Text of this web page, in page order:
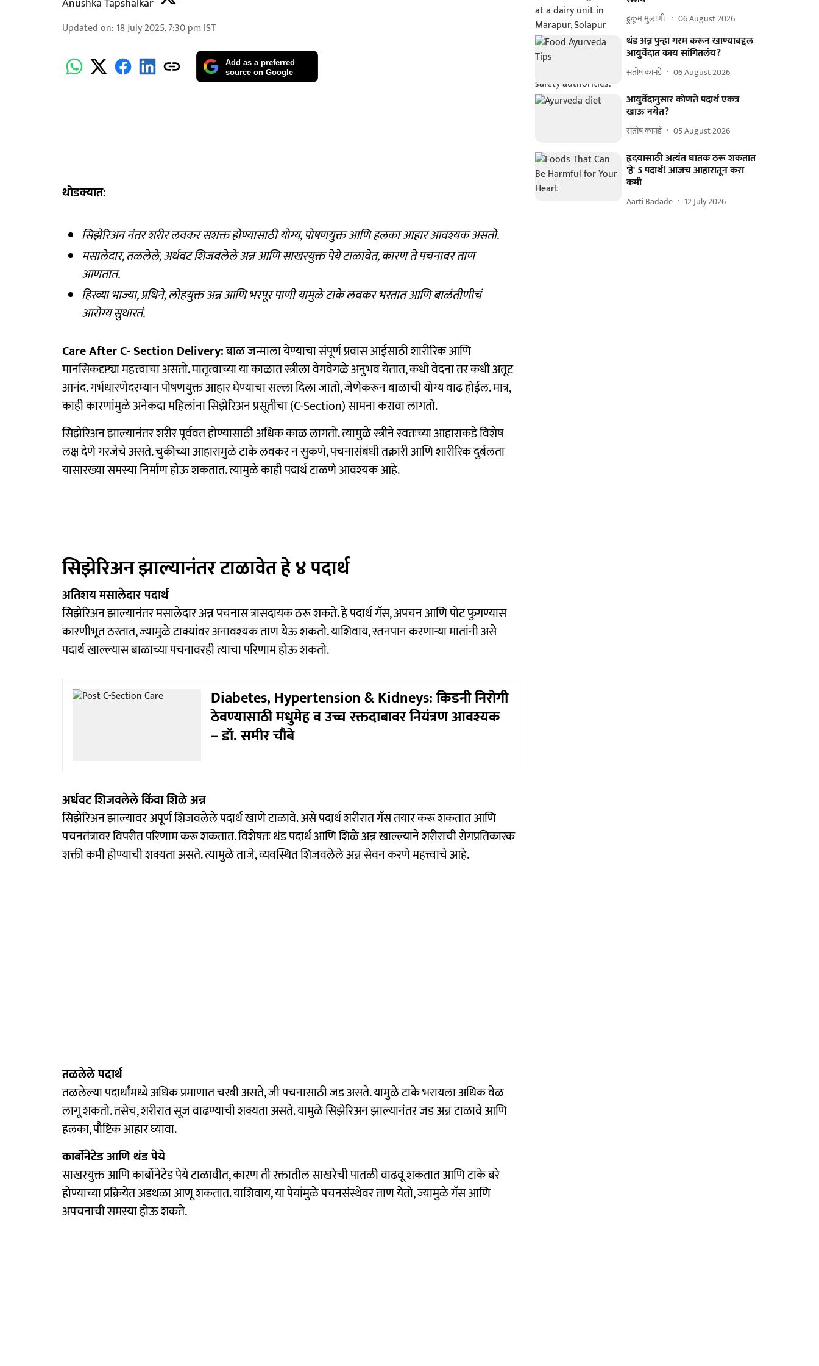
Anushka Tapshalkar
Updated on: 18 July 2025, 7:30 pm IST
Add as a preferred
source on Google
थोडक्यात:
सिझेरिअन नंतर शरीर लवकर सशक्त होण्यासाठी योग्य, पोषणयुक्त आणि हलका आहार आवश्यक असतो.
मसालेदार, तळलेले, अर्धवट शिजवलेले अन्न आणि साखरयुक्त पेये टाळावेत, कारण ते पचनावर ताण
आणतात.
हिरव्या भाज्या, प्रथिने, लोहयुक्त अन्न आणि भरपूर पाणी यामुळे टाके लवकर भरतात आणि बाळंतीणीचं
आरोग्य सुधारतं.
Care After C- Section Delivery:बाळ जन्माला येण्याचा संपूर्ण प्रवास आईसाठी शारीरिक आणि
मानसिकदृष्ट्या महत्त्वाचा असतो. मातृत्वाच्या या काळात स्त्रीला वेगवेगळे अनुभव येतात, कधी वेदना तर कधी अतूट
आनंद. गर्भधारणेदरम्यान पोषणयुक्त आहार घेण्याचा सल्ला दिला जातो, जेणेकरून बाळाची योग्य वाढ होईल. मात्र,
काही कारणांमुळे अनेकदा महिलांना सिझेरिअन प्रसूतीचा (C-Section) सामना करावा लागतो.
सिझेरिअन झाल्यानंतर शरीर पूर्ववत होण्यासाठी अधिक काळ लागतो. त्यामुळे स्त्रीने स्वतःच्या आहाराकडे विशेष
लक्ष देणे गरजेचे असते. चुकीच्या आहारामुळे टाके लवकर न सुकणे, पचनासंबंधी तक्रारी आणि शारीरिक दुर्बलता
यासारख्या समस्या निर्माण होऊ शकतात. त्यामुळे काही पदार्थ टाळणे आवश्यक आहे.
सिझेरिअन झाल्यानंतर टाळावेत हे ४ पदार्थ
अतिशय मसालेदार पदार्थ
सिझेरिअन झाल्यानंतर मसालेदार अन्न पचनास त्रासदायक ठरू शकते. हे पदार्थ गॅस, अपचन आणि पोट फुगण्यास
कारणीभूत ठरतात, ज्यामुळे टाक्यांवर अनावश्यक ताण येऊ शकतो. याशिवाय, स्तनपान करणाऱ्या मातांनी असे
पदार्थ खाल्ल्यास बाळाच्या पचनावरही त्याचा परिणाम होऊ शकतो.
Diabetes, Hypertension & Kidneys: किडनी निरोगी
ठेवण्यासाठी मधुमेह व उच्च रक्तदाबावर नियंत्रण आवश्यक
– डॉ. समीर चौबे
अर्धवट शिजवलेले किंवा शिळे अन्न
सिझेरिअन झाल्यावर अपूर्ण शिजवलेले पदार्थ खाणे टाळावे. असे पदार्थ शरीरात गॅस तयार करू शकतात आणि
पचनतंत्रावर विपरीत परिणाम करू शकतात. विशेषतः थंड पदार्थ आणि शिळे अन्न खाल्ल्याने शरीराची रोगप्रतिकारक
शक्ती कमी होण्याची शक्यता असते. त्यामुळे ताजे, व्यवस्थित शिजवलेले अन्न सेवन करणे महत्त्वाचे आहे.
तळलेले पदार्थ
तळलेल्या पदार्थांमध्ये अधिक प्रमाणात चरबी असते, जी पचनासाठी जड असते. यामुळे टाके भरायला अधिक वेळ
लागू शकतो. तसेच, शरीरात सूज वाढण्याची शक्यता असते. यामुळे सिझेरिअन झाल्यानंतर जड अन्न टाळावे आणि
हलका, पौष्टिक आहार घ्यावा.
कार्बोनेटेड आणि थंड पेये
साखरयुक्त आणि कार्बोनेटेड पेये टाळावीत, कारण ती रक्तातील साखरेची पातळी वाढवू शकतात आणि टाके बरे
होण्याच्या प्रक्रियेत अडथळा आणू शकतात. याशिवाय, या पेयांमुळे पचनसंस्थेवर ताण येतो, ज्यामुळे गॅस आणि
अपचनाची समस्या होऊ शकते.
हुकूम मुलाणी ​ 06 August 2026
थंड अन्न पुन्हा गरम करून खाण्याबद्दल
आयुर्वेदात काय सांगितलंय?
संतोष कानडे 06 August 2026
आयुर्वेदानुसार कोणते पदार्थ एकत्र
खाऊ नयेत?
संतोष कानडे 05 August 2026
हृदयासाठी अत्यंत घातक ठरू शकतात
'हे' 5 पदार्थ! आजच आहारातून करा
कमी
Aarti Badade 12 July 2026